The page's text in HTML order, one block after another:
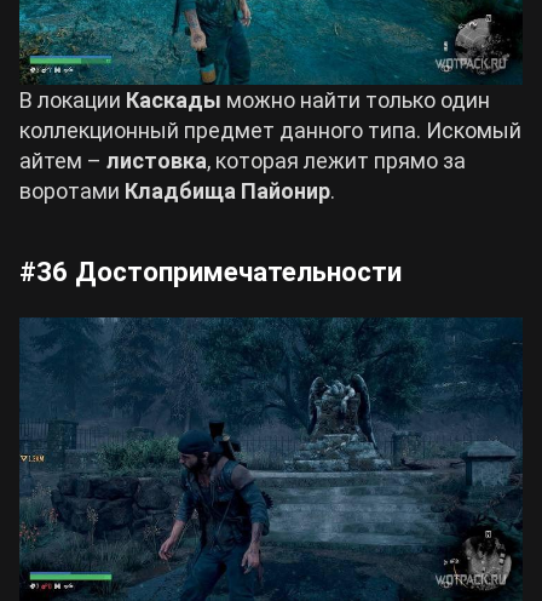
В локации Каскады можно найти только один
коллекционный предмет данного типа. Искомый
айтем – листовка, которая лежит прямо за
воротами Кладбища Пайонир.
#36 Достопримечательности